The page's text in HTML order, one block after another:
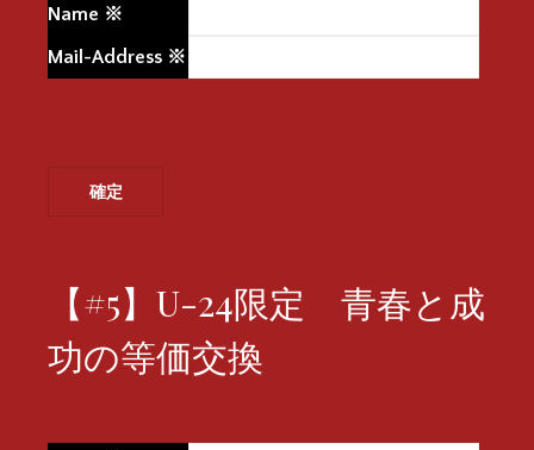
Name ※
Mail-Address ※
【#5】U-24限定 青春と成
功の等価交換